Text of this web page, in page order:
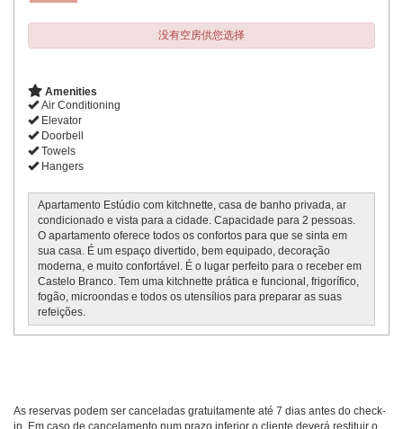
没有空房供您选择
Amenities
Air Conditioning
Elevator
Doorbell
Towels
Hangers
Apartamento Estúdio com kitchnette, casa de banho privada, ar
condicionado e vista para a cidade. Capacidade para 2 pessoas.
O apartamento oferece todos os confortos para que se sinta em
sua casa. É um espaço divertido, bem equipado, decoração
moderna, e muito confortável. É o lugar perfeito para o receber em
Castelo Branco. Tem uma kitchnette prática e funcional, frigorífico,
fogão, microondas e todos os utensílios para preparar as suas
refeições.
As reservas podem ser canceladas gratuitamente até 7 dias antes do check-
in. Em caso de cancelamento num prazo inferior o cliente deverá restituir o